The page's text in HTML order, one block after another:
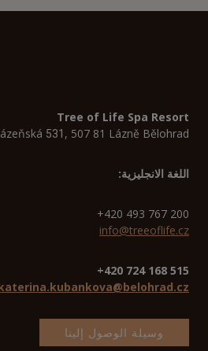
Tree of Life Spa Resort
531 , 507 81 Lázně Bělohrad
اللغة الانجليزية:
+420 493 767 200
info@treeoflife.cz
515 168 724 420+
وسيلة الوصول إلينا